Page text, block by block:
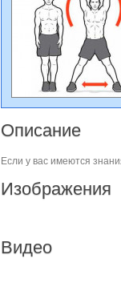
Описание
Если у вас имеются
Изображения
Видео